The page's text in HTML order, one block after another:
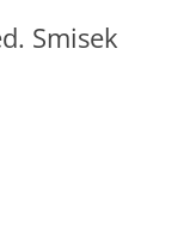
Smisek